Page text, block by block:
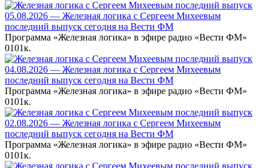
05.08.2026 — Железная логика с Сергеем Михеевым
последний выпуск сегодня на Вести ФМ
Программа «Железная логика» в эфире радио «Вести ФМ»
0101к.
04.08.2026 — Железная логика с Сергеем Михеевым
последний выпуск сегодня на Вести ФМ
Программа «Железная логика» в эфире радио «Вести ФМ»
0101к.
02.08.2026 — Железная логика с Сергеем Михеевым
последний выпуск сегодня на Вести ФМ
Программа «Железная логика» в эфире радио «Вести ФМ»
0101к.